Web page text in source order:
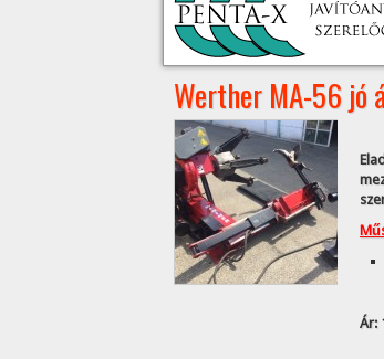
Werther MA-56 jó
Ár: